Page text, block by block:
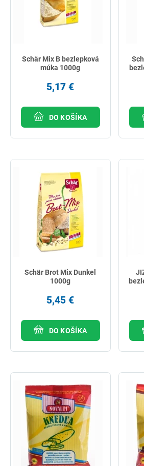
podľa názvu
Schär Mix B bezlepková
múka 1000g
5,17 €
DO KOŠÍKA
Schär Brot Mix Dunkel
1000g
5,45 €
DO KOŠÍKA